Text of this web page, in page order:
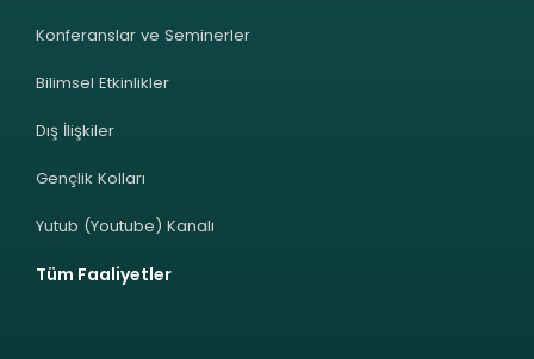
Konferanslar ve Seminerler
Bilimsel Etkinlikler
Dış İlişkiler
Gençlik Kolları
Yutub (Youtube) Kanalı
Tüm Faaliyetler